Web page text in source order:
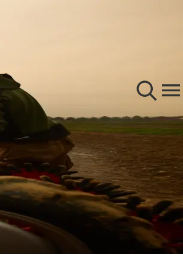
种子
植物生长管理
收获
关于我们
公司
招贤纳士
产品
甜菜
KWS 玉米